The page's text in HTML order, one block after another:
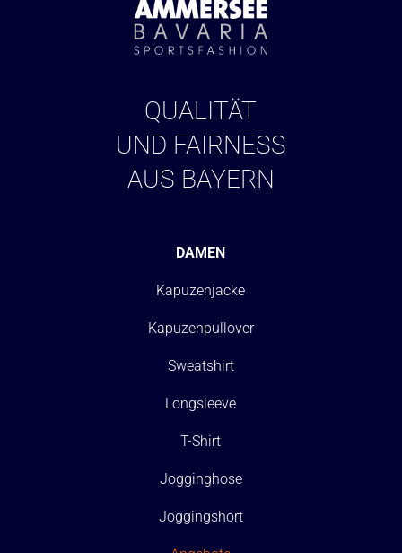
QUALITÄT
UND FAIRNESS
AUS BAYERN
DAMEN
Kapuzenjacke
Kapuzenpullover
Sweatshirt
Longsleeve
T-Shirt
Jogginghose
Joggingshort